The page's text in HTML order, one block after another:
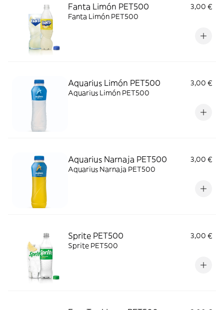
Fanta Limón PET500
3,00 €
Fanta Limón PET500
Aquarius Limón PET500
3,00 €
Aquarius Limón PET500
Aquarius Narnaja PET500
3,00 €
Aquarius Narnaja PET500
Sprite PET500
3,00 €
Sprite PET500